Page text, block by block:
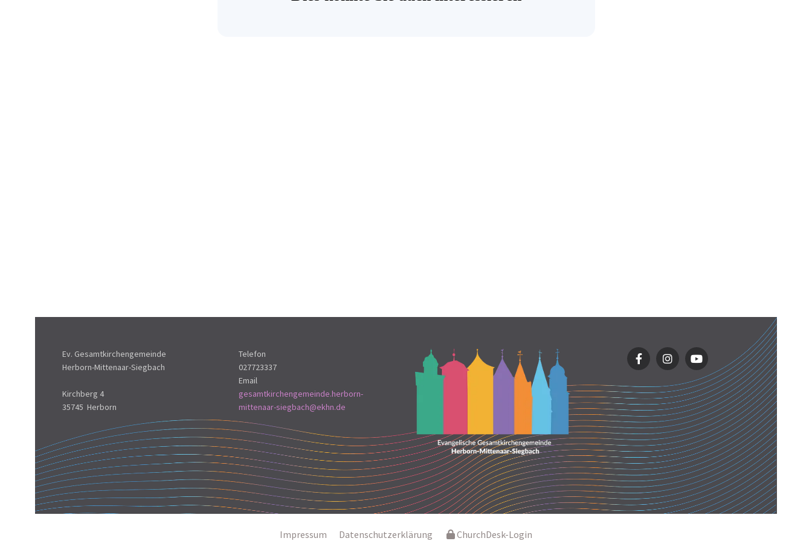
Ev. Gesamtkirchengemeinde
Herborn-Mittenaar-Siegbach
Kirchberg 4
35745 Herborn
Telefon
027723337
Email
gesamtkirchengemeinde.herborn-
mittenaar-siegbach@ekhn.de
Impressum Datenschutzerklärung ChurchDesk-Login